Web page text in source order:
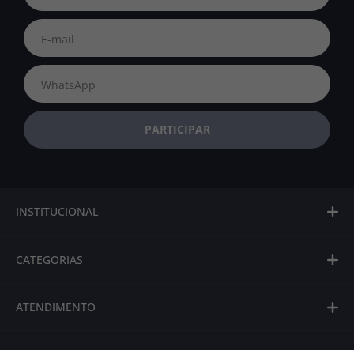
INSTITUCIONAL
CATEGORIAS
ATENDIMENTO